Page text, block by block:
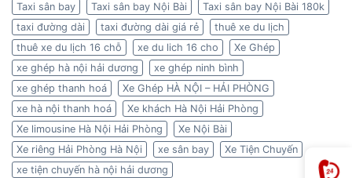
Taxi sân bay
Taxi sân bay Nội Bài
Taxi sân bay Nội Bài 180k
taxi đường dài
taxi đường dài giá rẻ
thuê xe du lịch
thuê xe du lịch 16 chỗ
xe du lich 16 cho
Xe Ghép
xe ghép hà nội hải dương
xe ghép ninh bình
xe ghép thanh hoá
Xe Ghép HÀ NỘI – HẢI PHÒNG
xe hà nội thanh hoá
Xe khách Hà Nội Hải Phòng
Xe limousine Hà Nội Hải Phòng
Xe Nội Bài
Xe riêng Hải Phòng Hà Nội
xe sân bay
Xe Tiện Chuyến
xe tiện chuyến hà nội hải dương